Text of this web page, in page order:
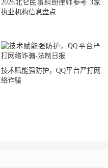
2026北仑民事纠纷律师参考 3家
执业机构信息盘点
技术赋能强防护，QQ平台严打网
络诈骗